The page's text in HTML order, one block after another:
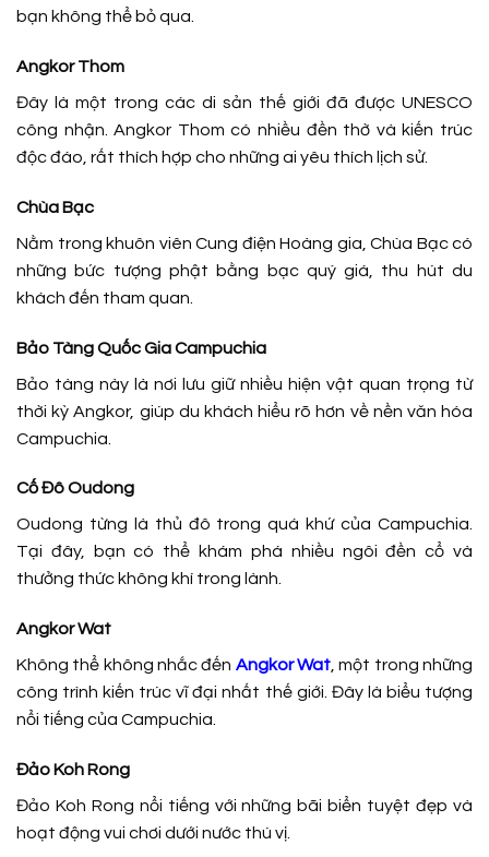
bạn không thể bỏ qua.
Angkor Thom
Đây là một trong các di sản thế giới đã được UNESCO
công nhận. Angkor Thom có nhiều đền thờ và kiến trúc
độc đáo, rất thích hợp cho những ai yêu thích lịch sử.
Chùa Bạc
Nằm trong khuôn viên Cung điện Hoàng gia, Chùa Bạc có
những bức tượng phật bằng bạc quý giá, thu hút du
khách đến tham quan.
Bảo Tàng Quốc Gia Campuchia
Bảo tàng này là nơi lưu giữ nhiều hiện vật quan trọng từ
thời kỳ Angkor, giúp du khách hiểu rõ hơn về nền văn hóa
Campuchia.
Cố Đô Oudong
Oudong từng là thủ đô trong quá khứ của Campuchia.
Tại đây, bạn có thể khám phá nhiều ngôi đền cổ và
thưởng thức không khí trong lành.
Angkor Wat
Không thể không nhắc đến Angkor Wat, một trong những
công trình kiến trúc vĩ đại nhất thế giới. Đây là biểu tượng
nổi tiếng của Campuchia.
Đảo Koh Rong
Đảo Koh Rong nổi tiếng với những bãi biển tuyệt đẹp và
hoạt động vui chơi dưới nước thú vị.